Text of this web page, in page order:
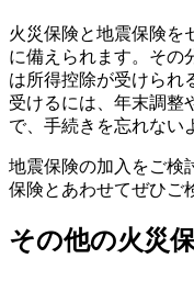
火災保険と地震保険を
に備えられます。その
は所得控除が受けられ
受けるには、年末調整
で、手続きを忘れない
地震保険の加入をご検
保険とあわせてぜひご
その他の火災